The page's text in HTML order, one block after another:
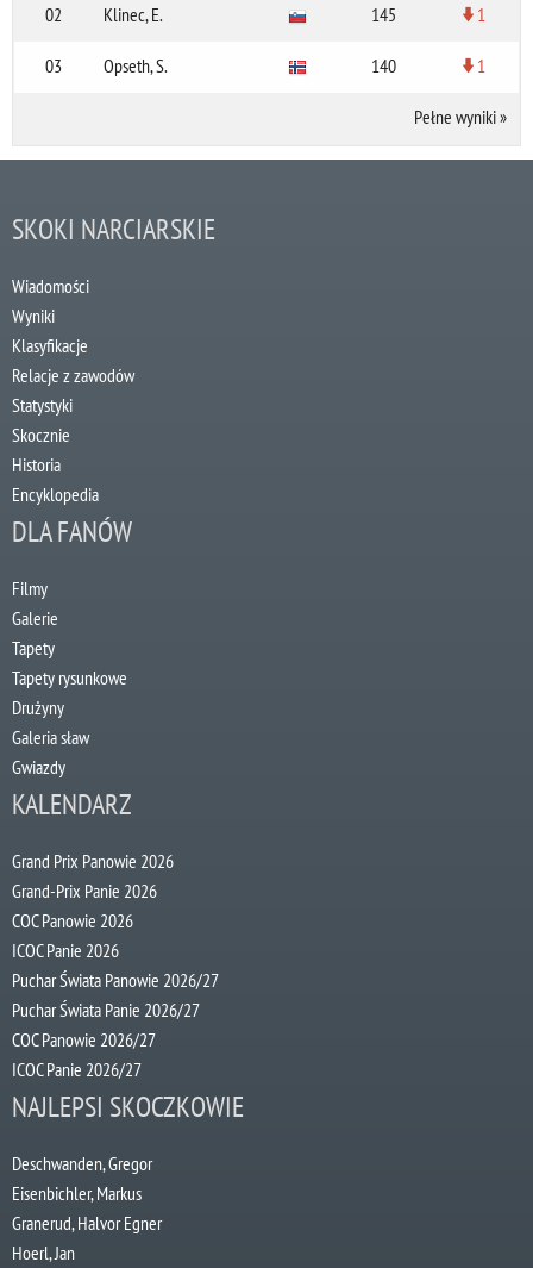
02 Klinec, E. 145 1
03 Opseth, S. 140 1
Pełne wyniki»
SKOKI NARCIARSKIE
Wiadomości
Wyniki
Klasyfikacje
Relacje z zawodów
Statystyki
Skocznie
Historia
Encyklopedia
DLA FANÓW
Filmy
Galerie
Tapety
Tapety rysunkowe
Drużyny
Galeria sław
Gwiazdy
KALENDARZ
Grand Prix Panowie 2026
Grand-Prix Panie 2026
COC Panowie 2026
ICOC Panie 2026
Puchar Świata Panowie 2026/27
Puchar Świata Panie 2026/27
COC Panowie 2026/27
ICOC Panie 2026/27
NAJLEPSI SKOCZKOWIE
Deschwanden, Gregor
Eisenbichler, Markus
Granerud, Halvor Egner
Hoerl, Jan